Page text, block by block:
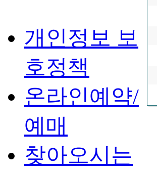
개인정보 보
호정책
온라인예약/
예매
찾아오시는